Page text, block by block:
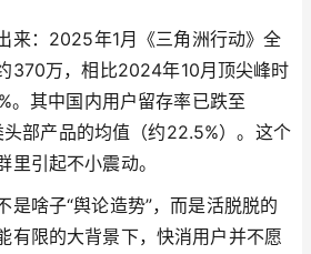
来：2025年1月《三角洲行动》全
370万，相比2024年10月顶尖峰时
。其中国内用户留存率已跌至
头部产品的均值（约22.5%）。这个
引起不小震动。
是啥子“舆论造势”，而是活脱脱的
有限的大背景下，快消用户并不愿